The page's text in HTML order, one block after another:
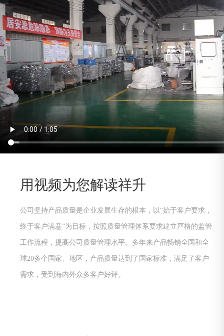
用视频为您解读祥升
公司坚持产品质量是企业发展生存的根本，以“始于客户要求，
终于客户满意”为目标，按照质量管理体系要求建立严格的监管
工作流程，提高公司质量管理水平。多年来产品畅销全国和全
球20多个国家、地区，产品质量达到了国家标准，满足了客户
需求，受到海内外众多客户好评。